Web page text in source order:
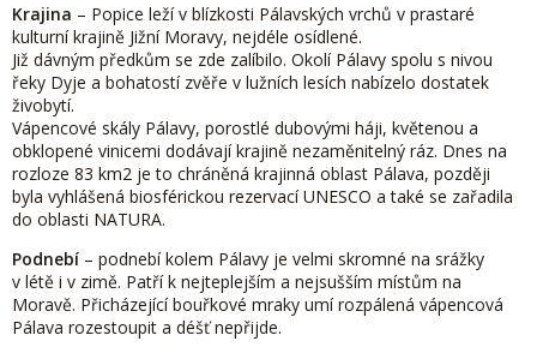
Krajina – Popice leží v blízkosti Pálavských vrchů v prastaré
kulturní krajině Jižní Moravy, nejdéle osídlené.
Již dávným předkům se zde zalíbilo. Okolí Pálavy spolu s nivou
řeky Dyje a bohatostí zvěře v lužních lesích nabízelo dostatek
živobytí.
Vápencové skály Pálavy, porostlé dubovými háji, květenou a
obklopené vinicemi dodávají krajině nezaměnitelný ráz. Dnes na
rozloze 83 km2 je to chráněná krajinná oblast Pálava, později
byla vyhlášená biosférickou rezervací UNESCO a také se zařadila
do oblasti NATURA.
Podnebí – podnebí kolem Pálavy je velmi skromné na srážky
v létě i v zimě. Patří k nejteplejším a nejsušším místům na
Moravě. Přicházející bouřkové mraky umí rozpálená vápencová
Pálava rozestoupit a déšť nepřijde.